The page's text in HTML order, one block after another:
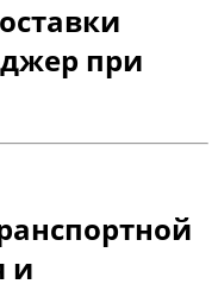
при
и